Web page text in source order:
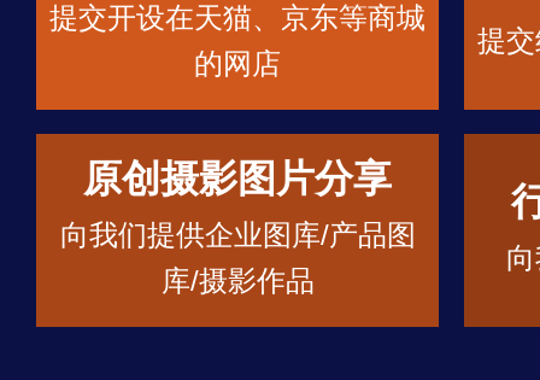
提交开设在天猫、京东等商城
的网店
提
原创摄影图片分享
向我们提供企业图库/产品图
库/摄影作品